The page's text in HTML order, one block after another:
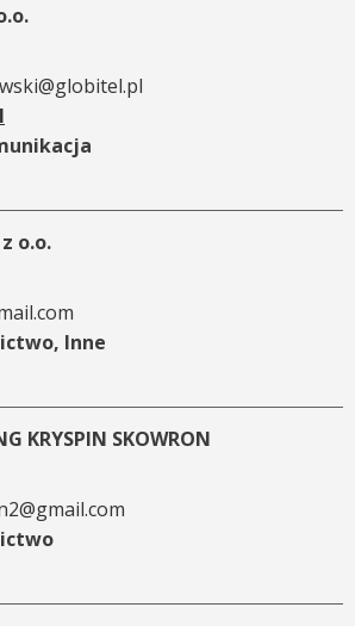
z o.o.
Inne
KRYSPIN SKOWRON